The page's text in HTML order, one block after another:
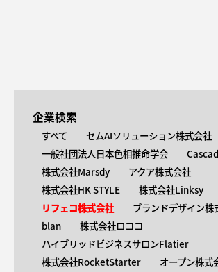
企業検索
すべて
セムAIソリューション株式会社
一般社団法人日本色相推命学会
株式会社Marsdy
アクア株式会社
株式会社HK STYLE
株式会社Linksy
リフェコ株式会社
ブランドデザイン株
blan
株式会社ロココ
ハイブリッドビジネスサロンFlatier
株式会社RocketStarter
オープン株式